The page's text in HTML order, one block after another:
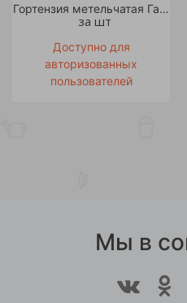
Гортензия метельчатая Гарден Лайтс Литтл Лайт С5 1шт /Garden Lights Little Light
за шт
Доступно для
авторизованных
пользователей
Мы в